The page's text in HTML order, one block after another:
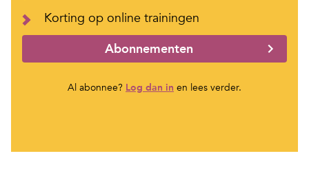
Korting op online trainingen
Abonnementen
Al abonnee? Log dan in en lees verder.